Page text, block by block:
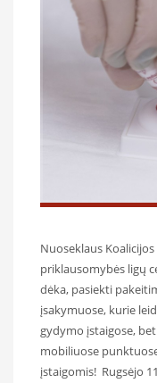
Nuoseklaus
priklausomybės ligų
dėka, pasiekti
įsakymuose, kurie
gydymo įstaigose,
mobiliuose
įstaigomis! Rugsėjo